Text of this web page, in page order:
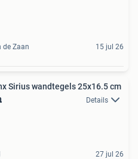
de Zaan 15 jul 26
Sirius wandtegels 25x16.5 cm
Details
27 jul 26